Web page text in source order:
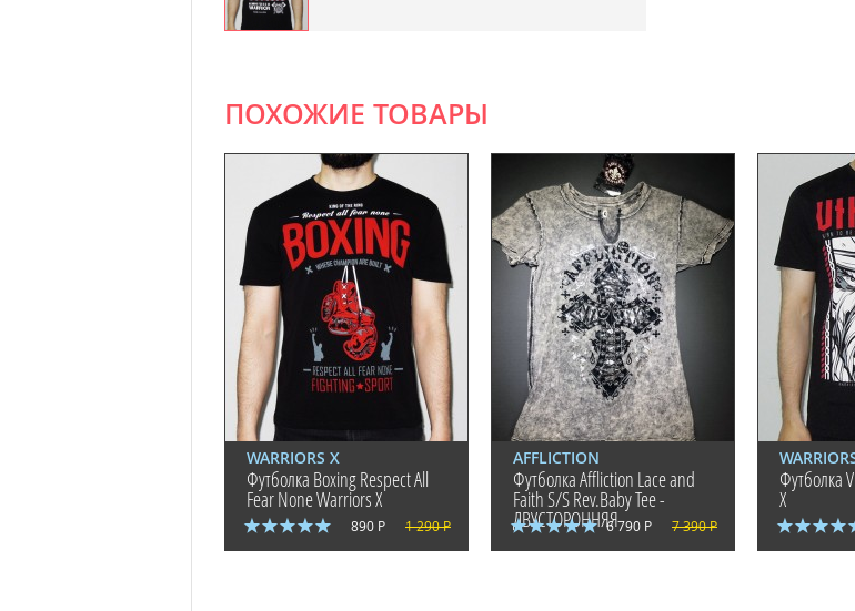
ПОХОЖИЕ ТОВАРЫ
WARRIORS X
Футболка Boxing Respect All
Fear None Warriors X
890 Р 1 290 Р
AFFLICTION
Футболка Affliction Lace and
Faith S/S Rev.Baby Tee -
ДВУСТОРОННЯЯ6 790 Р 7 390 Р
Футболка
X